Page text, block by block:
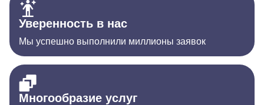
Уверенность в нас
Мы успешно выполнили миллионы заявок
Многообразие услуг